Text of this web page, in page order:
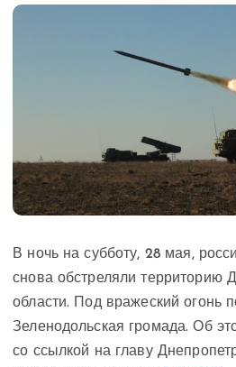
В ночь на субботу, 28 мая,
снова обстреляли территорию
области. Под вражеский огонь
Зеленодольская громада. Об
со ссылкой на главу